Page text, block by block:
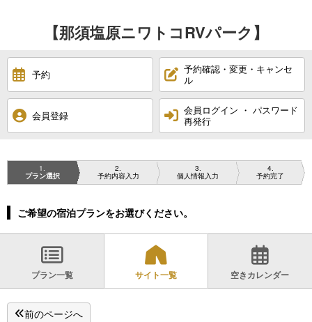
【那須塩原ニワトコRVパーク】
予約
予約確認・変更・キャンセ
ル
会員登録
会員ログイン ・ パスワード
再発行
1
プラン選択
2
予約内容入力
3
個人情報入力
4
予約完了
ご希望の宿泊プランをお選びください。
プラン一覧 サイト一覧 空きカレンダー
前のページへ